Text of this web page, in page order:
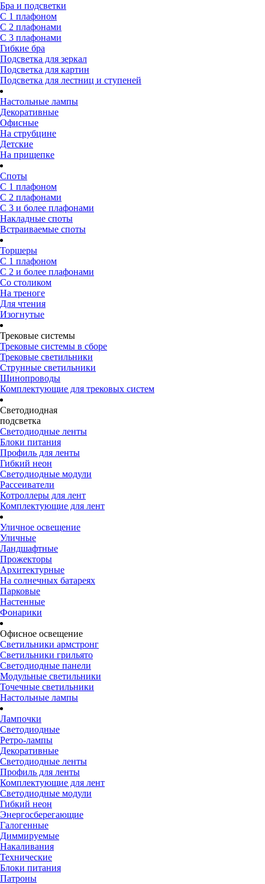
Бра и подсветки
С 1 плафоном
С 2 плафонами
С 3 плафонами
Гибкие бра
Подсветка для зеркал
Подсветка для картин
Подсветка для лестниц и ступеней
Настольные лампы
Декоративные
Офисные
На струбцине
Детские
На прищепке
Споты
С 1 плафоном
С 2 плафонами
С 3 и более плафонами
Накладные споты
Встраиваемые споты
Торшеры
С 1 плафоном
С 2 и более плафонами
Со столиком
На треноге
Для чтения
Изогнутые
Трековые системы
Трековые системы в сборе
Трековые светильники
Струнные светильники
Шинопроводы
Комплектующие для трековых систем
Светодиодная
подсветка
Светодиодные ленты
Блоки питания
Профиль для ленты
Гибкий неон
Светодиодные модули
Рассеиватели
Котроллеры для лент
Комплектующие для лент
Уличное освещение
Уличные
Ландшафтные
Прожекторы
Архитектурные
На солнечных батареях
Парковые
Настенные
Фонарики
Офисное освещение
Светильники армстронг
Светильники грильято
Светодиодные панели
Модульные светильники
Точечные светильники
Настольные лампы
Лампочки
Светодиодные
Ретро-лампы
Декоративные
Светодиодные ленты
Профиль для ленты
Комплектующие для лент
Светодиодные модули
Гибкий неон
Энергосберегающие
Галогенные
Диммируемые
Накаливания
Технические
Блоки питания
Патроны